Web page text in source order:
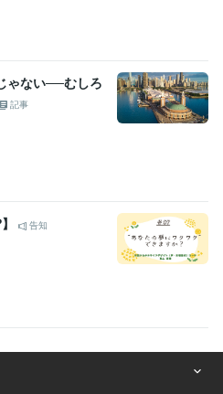
ゃない──むしろ
記事
告知